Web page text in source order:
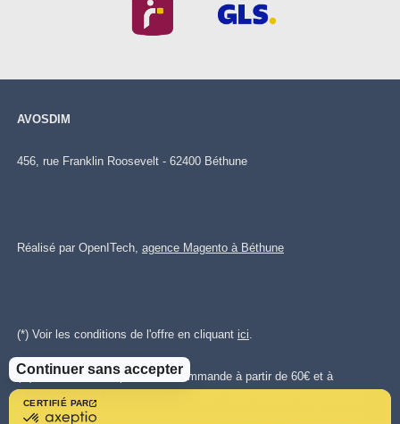
CERTIFIÉ PAR
Continuer sans accepter
AVOSDIM
456, rue Franklin Roosevelt - 62400 Béthune
Réalisé par OpenITech, agence Magento à Béthune
(*) Voir les conditions de l'offre en cliquant ici
(**)Livraison offerte pour toute commande à partir de 60€ et à
destination de la France métropolitaine - hors Corse et destinations
spéciales. Offre valable sur le transporteur le moins cher disponible.